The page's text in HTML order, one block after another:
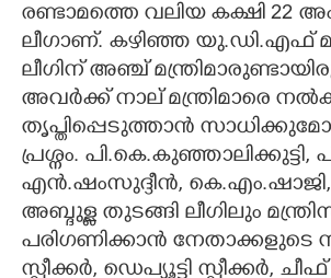
രണ്ടാമത്തെ വലിയ കക്ഷി 22
ലീഗാണ്. കഴിഞ്ഞ യു.ഡി.എഫ്
ലീഗിന് അഞ്ച്
അവർക്ക് നാല് മന്ത്രിമാരെ
തൃപ്തിപ്പെടുത്താൻ
പ്രശ്നം. പി.കെ.കുഞ്ഞാലിക്കുട്ടി,
എൻ.ഷംസുദ്ദീൻ, കെ.എം.ഷാജി,
അബ്ദുള്ള തുടങ്ങി ലീഗിലും
പരിഗണിക്കാൻ നേതാക്കളുടെ
സ്പീക്കർ, ഡെപ്യൂട്ടി സ്പീക്കർ, ചീഫ്